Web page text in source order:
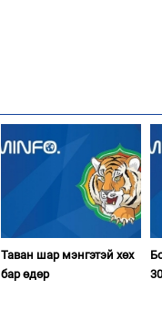
Таван шар мэнгэтэй хөх
бар өдөр